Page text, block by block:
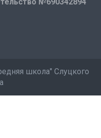
школа" Слуцкого